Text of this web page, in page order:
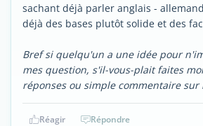
sachant déjà parler anglais -
déjà des bases plutôt solide et des
Bref si quelqu'un a une idée pour
mes question, s'il-vous-plait faites
réponses ou simple commentaire sur
Réagir Répondre